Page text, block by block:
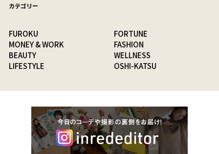
カテゴリー
FUROKU
FORTUNE
MONEY & WORK
FASHION
BEAUTY
WELLNESS
LIFESTYLE
OSHI-KATSU